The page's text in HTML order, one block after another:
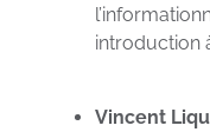
introduction
Vincent